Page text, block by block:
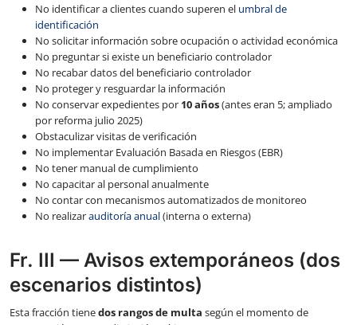
No identificar a clientes cuando superen el umbral de
identificación
No solicitar información sobre ocupación o actividad económica
No preguntar si existe un beneficiario controlador
No recabar datos del beneficiario controlador
No proteger y resguardar la información
No conservar expedientes por 10 años(antes eran 5; ampliado
por reforma julio 2025)
Obstaculizar visitas de verificación
No implementar Evaluación Basada en Riesgos (EBR)
No tener manual de cumplimiento
No capacitar al personal anualmente
No contar con mecanismos automatizados de monitoreo
No realizarauditoría anual(interna o externa)
Fr. III — Avisos extemporáneos (dos
escenarios distintos)
Esta fracción tienedos rangos de multa según el momento de